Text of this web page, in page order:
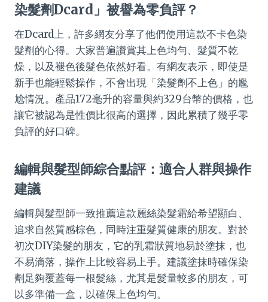
染髮劑Dcard」被譽為零負評？
在Dcard上，許多網友分享了他們使用這款不卡色染
髮劑的心得。大家普遍讚賞其上色均勻、髮質不乾
燥，以及褪色後髮色依然好看。有網友表示，即使是
新手也能輕鬆操作，不會出現「染髮劑不上色」的尷
尬情況。產品172毫升的容量與約329台幣的價格，也
讓它被認為是性價比很高的選擇，因此累積了幾乎零
負評的好口碑。
編輯與髮型師綜合點評：適合人群與操作
建議
編輯與髮型師一致推薦這款麗絲染髮霜給希望顯白、
追求自然質感棕色，同時注重髮質健康的朋友。對於
初次DIY染髮的朋友，它的乳霜狀質地易於塗抹，也
不易滴落，操作上比較容易上手。建議塗抹時確保染
劑足夠覆蓋每一根髮絲，尤其是髮量較多的朋友，可
以多準備一盒，以確保上色均勻。